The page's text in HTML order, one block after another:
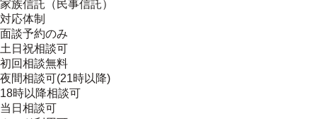
家族信託（民事信託）
対応体制
面談予約のみ
土日祝相談可
初回相談無料
夜間相談可(21時以降)
18時以降相談可
当日相談可